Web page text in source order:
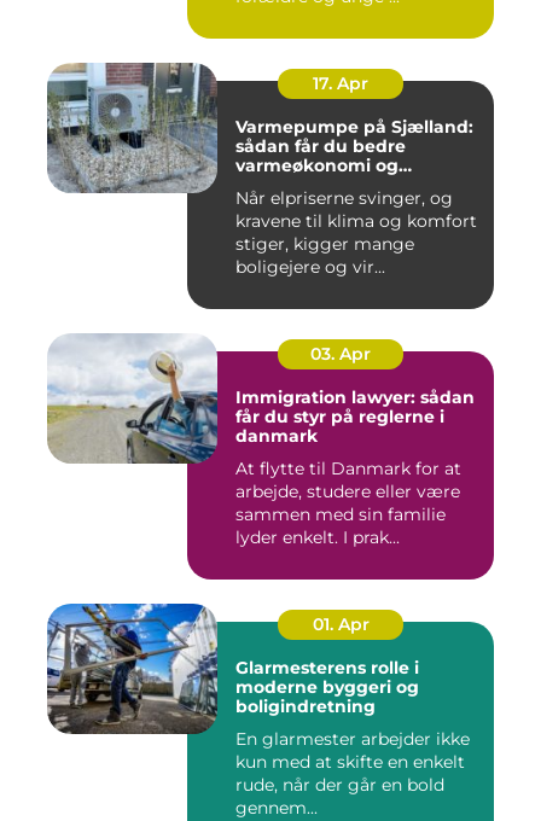
17. Apr
Varmepumpe på Sjælland:
sådan får du bedre
varmeøkonomi og
Når elpriserne svinger, og
kravene til klima og komfort
stiger, kigger mange
boligejere og vir...
03. Apr
Immigration lawyer: sådan
får du styr på reglerne i
danmark
At flytte til Danmark for at
arbejde, studere eller være
sammen med sin familie
lyder enkelt. I prak...
01. Apr
Glarmesterens rolle i
moderne byggeri og
boligindretning
En glarmester arbejder ikke
kun med at skifte en enkelt
rude, når der går en bold
gennem...